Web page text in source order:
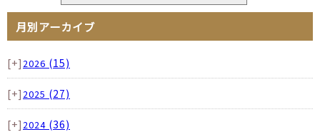
月別アーカイブ
[+] 2026 (15)
[+] 2025 (27)
[+] 2024 (36)